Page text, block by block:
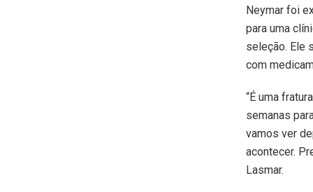
Neymar foi
para uma
seleção. Ele
com
“É uma
semanas
vamos ver
acontecer.
Lasmar.